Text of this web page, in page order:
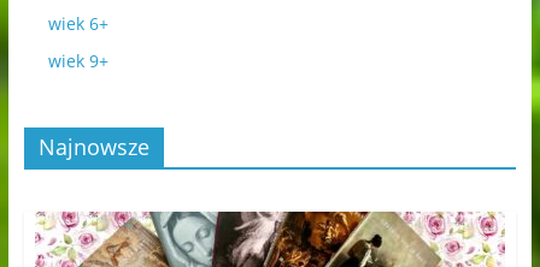
wiek 6+
wiek 9+
Najnowsze